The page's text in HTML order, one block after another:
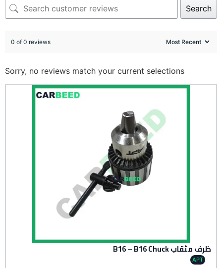
Search
0 of 0 reviews
Sorry, no reviews match your current selections
ظرف مثقاب B16 – B16 Chuck
APT